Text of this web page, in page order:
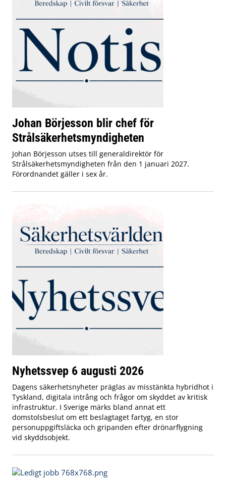
Johan Börjesson blir chef för
Strålsäkerhetsmyndigheten
Johan Börjesson utses till generaldirektör för
Strålsäkerhetsmyndigheten från den 1 januari 2027.
Förordnandet gäller i sex år.
Nyhetssvep 6 augusti 2026
Dagens säkerhetsnyheter präglas av misstänkta hybridhot i
Tyskland, digitala intrång och frågor om skyddet av kritisk
infrastruktur. I Sverige märks bland annat ett
domstolsbeslut om ett beslagtaget fartyg, en stor
personuppgiftsläcka och gripanden efter drönarflygning
vid skyddsobjekt.